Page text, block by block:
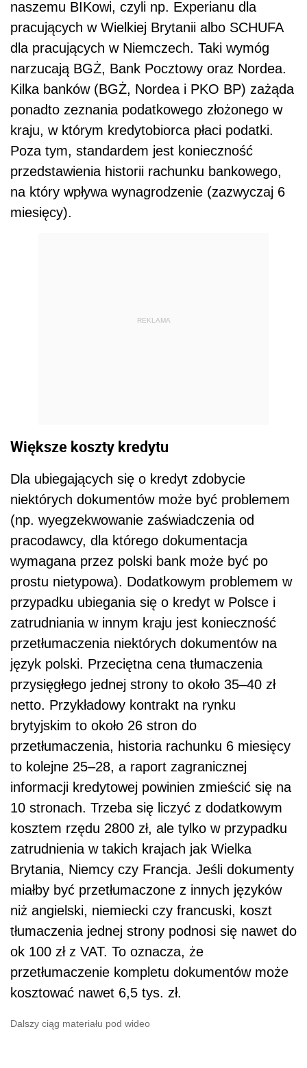
naszemu BIKowi, czyli np. Experianu dla
pracujących w Wielkiej Brytanii albo SCHUFA
dla pracujących w Niemczech. Taki wymóg
narzucają BGŻ, Bank Pocztowy oraz Nordea.
Kilka banków (BGŻ, Nordea i PKO BP) zażąda
ponadto zeznania podatkowego złożonego w
kraju, w którym kredytobiorca płaci podatki.
Poza tym, standardem jest konieczność
przedstawienia historii rachunku bankowego,
na który wpływa wynagrodzenie (zazwyczaj 6
miesięcy).
REKLAMA
Większe koszty kredytu
Dla ubiegających się o kredyt zdobycie
niektórych dokumentów może być problemem
(np. wyegzekwowanie zaświadczenia od
pracodawcy, dla którego dokumentacja
wymagana przez polski bank może być po
prostu nietypowa). Dodatkowym problemem w
przypadku ubiegania się o kredyt w Polsce i
zatrudniania w innym kraju jest konieczność
przetłumaczenia niektórych dokumentów na
język polski. Przeciętna cena tłumaczenia
przysięgłego jednej strony to około 35–40 zł
netto. Przykładowy kontrakt na rynku
brytyjskim to około 26 stron do
przetłumaczenia, historia rachunku 6 miesięcy
to kolejne 25–28, a raport zagranicznej
informacji kredytowej powinien zmieścić się na
10 stronach. Trzeba się liczyć z dodatkowym
kosztem rzędu 2800 zł, ale tylko w przypadku
zatrudnienia w takich krajach jak Wielka
Brytania, Niemcy czy Francja. Jeśli dokumenty
miałby być przetłumaczone z innych języków
niż angielski, niemiecki czy francuski, koszt
tłumaczenia jednej strony podnosi się nawet do
ok 100 zł z VAT. To oznacza, że
przetłumaczenie kompletu dokumentów może
kosztować nawet 6,5 tys. zł.
Dalszy ciąg materiału pod wideo